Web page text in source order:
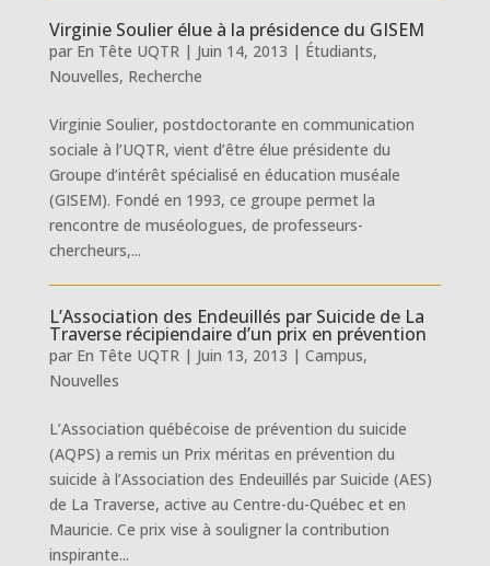
Virginie Soulier élue à la présidence du GISEM
par En Tête UQTR| Juin 14, 2013 | Étudiants,
Nouvelles, Recherche
Virginie Soulier, postdoctorante en communication
sociale à l’UQTR, vient d’être élue présidente du
Groupe d’intérêt spécialisé en éducation muséale
(GISEM). Fondé en 1993, ce groupe permet la
rencontre de muséologues, de professeurs-
chercheurs,...
L’Association des Endeuillés par Suicide de La
Traverse récipiendaire d’un prix en prévention
par En Tête UQTR| Juin 13, 2013 | Campus,
Nouvelles
L’Association québécoise de prévention du suicide
(AQPS) a remis un Prix méritas en prévention du
suicide à l’Association des Endeuillés par Suicide (AES)
de La Traverse, active au Centre-du-Québec et en
Mauricie. Ce prix vise à souligner la contribution
inspirante...